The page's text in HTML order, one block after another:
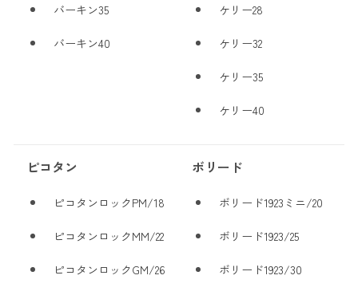
バーキン35
バーキン40
ケリー28
ケリー32
ケリー35
ケリー40
ピコタン
ピコタンロックPM/18
ピコタンロックMM/22
ピコタンロックGM/26
ボリード
ボリード1923ミニ/20
ボリード1923/25
ボリード1923/30